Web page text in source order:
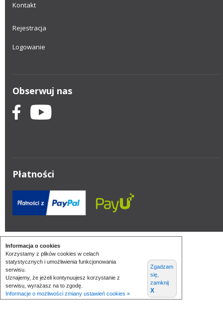
Informacja o cookies
Korzystamy z plików cookies w celach
statystycznych i umożliwienia funkcjonowania
serwisu.
Uznajemy, że jeżeli kontynuujesz korzystanie z
serwisu, wyrażasz na to zgodę.
Informacje o możliwości zmiany ustawień cookies »
Zgadzam
się,
zamknij
X
Kontakt
Rejestracja
Logowanie
Obserwuj nas
Płatności